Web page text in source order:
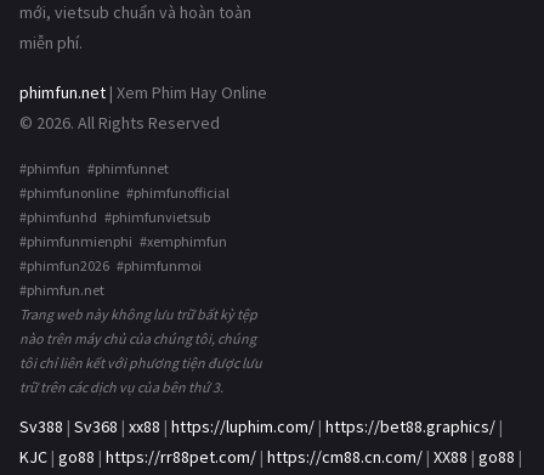
mới, vietsub chuẩn và hoàn toàn
miễn phí.
phimfun.net | Xem Phim Hay Online
© 2026. All Rights Reserved
#phimfun #phimfunnet
#phimfunonline #phimfunofficial
#phimfunhd #phimfunvietsub
#phimfunmienphi #xemphimfun
#phimfun2026 #phimfunmoi
#phimfun.net
Trang web này không lưu trữ bất kỳ tệp
nào trên máy chủ của chúng tôi, chúng
tôi chỉ liên kết với phương tiện được lưu
trữ trên các dịch vụ của bên thứ 3.
Sv388 | Sv368 | xx88 | https://luphim.com/ | https://bet88.graphics/ |
KJC | go88 | https://rr88pet.com/ | https://cm88.cn.com/ | XX88 | go88 |